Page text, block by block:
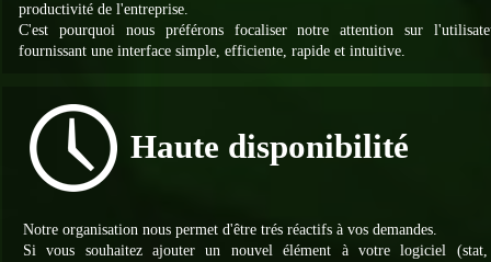
productivité de l'entreprise.
C'est pourquoi nous préférons focaliser notre attention sur
fournissant une interface simple, efficiente, rapide et intuitive.
Haute disponibilité
Notre organisation nous permet d'être trés réactifs à vos demandes.
Si vous souhaitez ajouter un nouvel élément à votre logiciel